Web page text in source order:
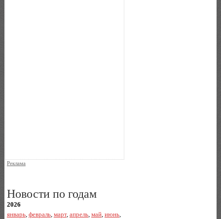
Реклама
Новости по годам
2026
январь, февраль, март, апрель, май, июнь,